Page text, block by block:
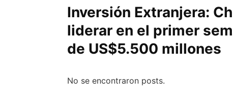
Minerí­a Subterránea
Columnas de Opinión
Inversión Extranjera:
liderar en el primer
de US$5.500 millones
No se encontraron posts.